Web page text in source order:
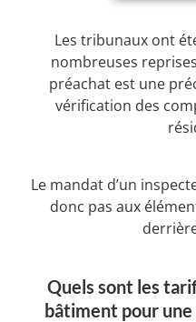
Les tribunaux ont
nombreuses
préachat est une
vérification des
Le mandat d’un
donc pas aux
Quels sont les
bâtiment pour